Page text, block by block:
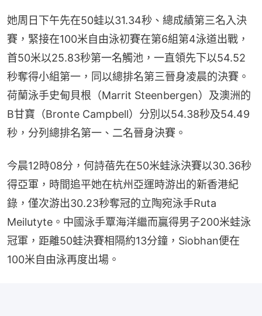
她周日下午先在50蛙以31.34秒、總成績第三名入決
賽，緊接在100米自由泳初賽在第6組第4泳道出戰，
首50米以25.83秒第一名觸池，一直領先下以54.52
秒奪得小組第一，同以總排名第三晉身凌晨的決賽。
荷蘭泳手史甸貝根（Marrit Steenbergen）及澳洲的
B甘寶（Bronte Campbell）分別以54.38秒及54.49
秒，分列總排名第一、二名晉身決賽。
今晨12時08分，何詩蓓先在50米蛙泳決賽以30.36秒
得亞軍，時間追平她在杭州亞運時游出的新香港紀
錄，僅次游出30.23秒奪冠的立陶宛泳手Ruta
Meilutyte。中國泳手覃海洋繼而贏得男子200米蛙泳
冠軍，距離50蛙決賽相隔約13分鐘，Siobhan便在
100米自由泳再度出場。